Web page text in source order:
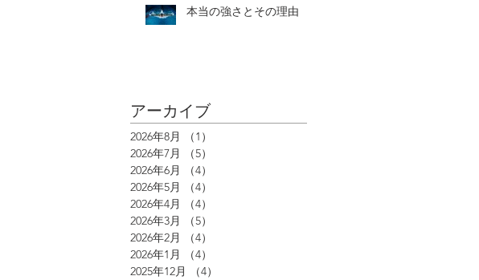
本当の強さとその理由
アーカイブ
2026年8月 （1）
2026年7月
（5）
2026年6月
（4）
2026年5月
（4）
2026年4月
（4）
2026年3月
（5）
2026年2月
（4）
2026年1月
（4）
2025年12月
（4）